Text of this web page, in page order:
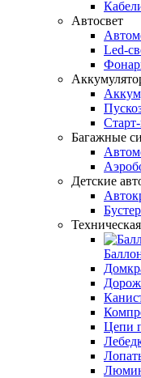
Автосвет
Led-
Багажные
Детские
Цепи